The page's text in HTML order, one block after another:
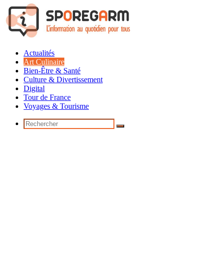
Actualités
Art Culinaire
Bien-Être & Santé
Culture & Divertissement
Digital
Tour de France
Voyages & Tourisme
Rechercher